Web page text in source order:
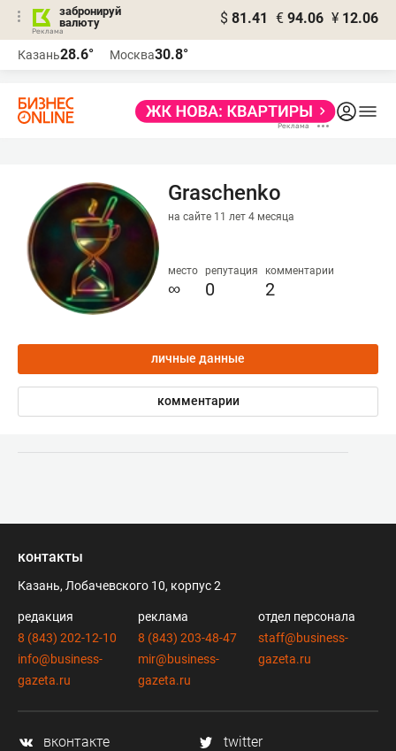
забронируй
валюту
$ 81.41 € 94.06 ¥ 12.06
Казань28.6° Москва30.8°
Graschenko
на сайте 11 лет 4 месяца
место
∞
репутация
0
комментарии
2
личные данные
комментарии
контакты
Казань, Лобачевского 10, корпус 2
редакция
8 (843) 202-12-10
info@business-
gazeta.ru
реклама
8 (843) 203-48-47
mir@business-
gazeta.ru
отдел персонала
staff@business-
gazeta.ru
вконтакте
twitter